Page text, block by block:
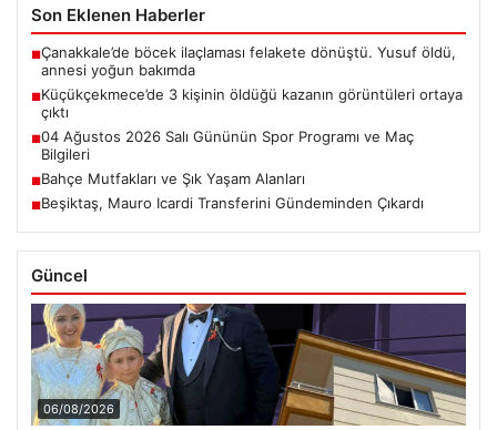
Son Eklenen Haberler
■Çanakkale’de böcek ilaçlaması felakete dönüştü. Yusuf öldü,
annesi yoğun bakımda
■Küçükçekmece’de 3 kişinin öldüğü kazanın görüntüleri ortaya
çıktı
■04 Ağustos 2026 Salı Gününün Spor Programı ve Maç
Bilgileri
■Bahçe Mutfakları ve Şık Yaşam Alanları
■Beşiktaş, Mauro Icardi Transferini Gündeminden Çıkardı
Güncel
06/08/2026